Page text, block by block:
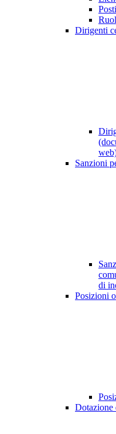
Dirigenti
Sanzioni
di
Posizioni
Dotazione